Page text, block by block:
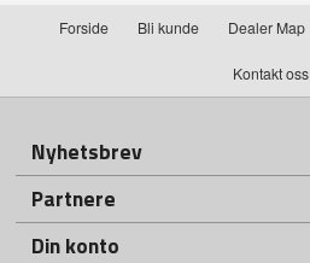
Forside Bli kunde Dealer Map
Kontakt oss
Nyhetsbrev
Partnere
Din konto